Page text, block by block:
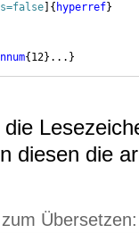
{ hyperref}
{ 12} ... }
diesen die
Übersetzen: